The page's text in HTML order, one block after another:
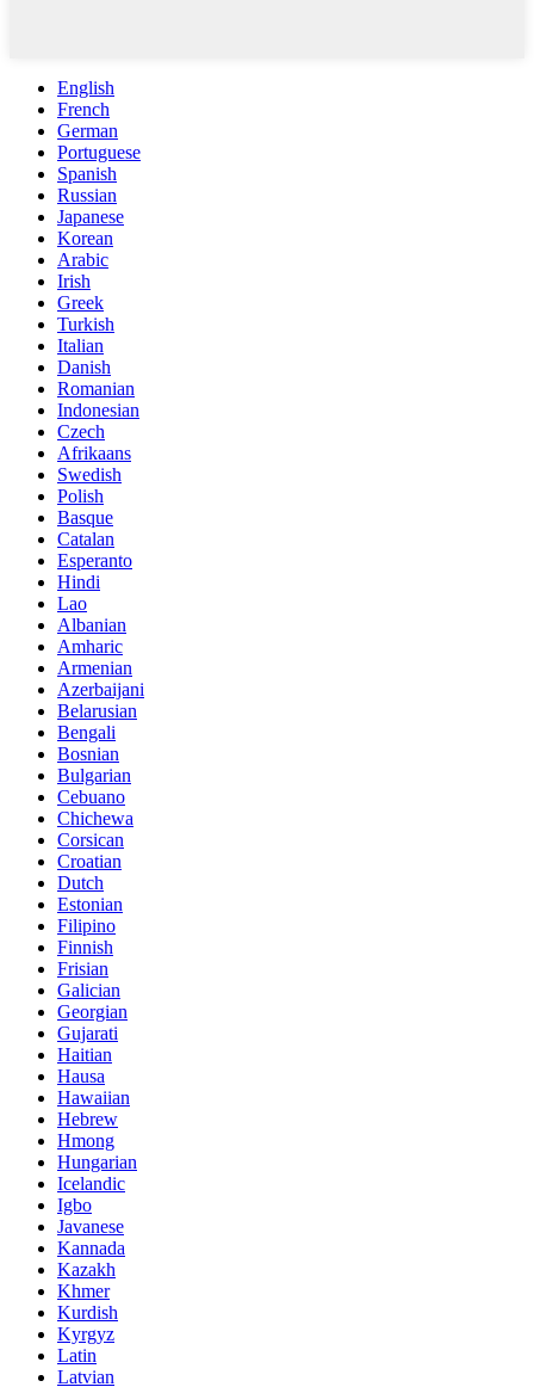
English
French
German
Portuguese
Spanish
Russian
Japanese
Korean
Arabic
Irish
Greek
Turkish
Italian
Danish
Romanian
Indonesian
Czech
Afrikaans
Swedish
Polish
Basque
Catalan
Esperanto
Hindi
Lao
Albanian
Amharic
Armenian
Azerbaijani
Belarusian
Bengali
Bosnian
Bulgarian
Cebuano
Chichewa
Corsican
Croatian
Dutch
Estonian
Filipino
Finnish
Frisian
Galician
Georgian
Gujarati
Haitian
Hausa
Hawaiian
Hebrew
Hmong
Hungarian
Icelandic
Igbo
Javanese
Kannada
Kazakh
Khmer
Kurdish
Kyrgyz
Latin
Latvian